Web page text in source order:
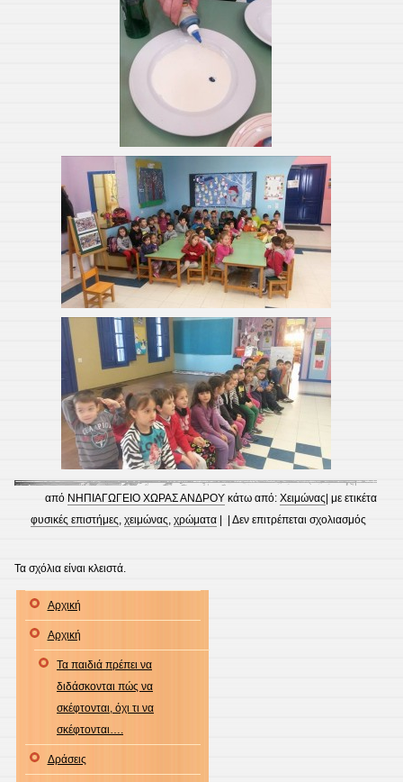
από ΝΗΠΙΑΓΩΓΕΙΟ ΧΩΡΑΣ ΑΝΔΡΟΥ κάτω από:Χειμώνας | με ετικέτα
φυσικές επιστήμες,χειμώνας,χρώματα | |Δεν επιτρέπεται σχολιασμός
Τα σχόλια είναι κλειστά.
Αρχική
Αρχική
Τα παιδιά πρέπει να
διδάσκονται πώς να
σκέφτονται, όχι τι να
σκέφτονται….
Δράσεις